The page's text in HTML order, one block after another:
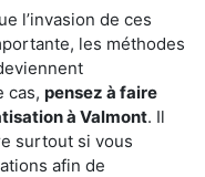
l’invasion de ces
les méthodes
cas, pensez à faire
à Valmont. Il
surtout si vous
afin de